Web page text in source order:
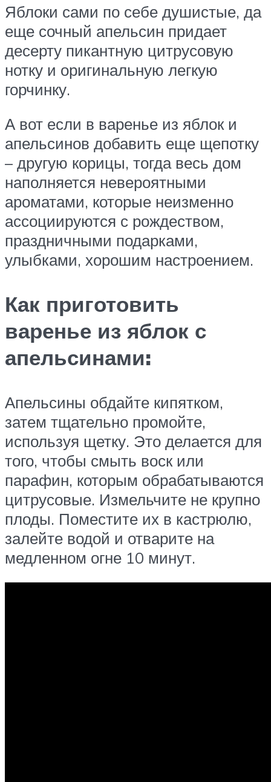
Яблоки сами по себе душистые, да
еще сочный апельсин придает
десерту пикантную цитрусовую
нотку и оригинальную легкую
горчинку.
А вот если в варенье из яблок и
апельсинов добавить еще щепотку
– другую корицы, тогда весь дом
наполняется невероятными
ароматами, которые неизменно
ассоциируются с рождеством,
праздничными подарками,
улыбками, хорошим настроением.
Как приготовить
варенье из яблок с
апельсинами:
Апельсины обдайте кипятком,
затем тщательно промойте,
используя щетку. Это делается для
того, чтобы смыть воск или
парафин, которым обрабатываются
цитрусовые. Измельчите не крупно
плоды. Поместите их в кастрюлю,
залейте водой и отварите на
медленном огне 10 минут.